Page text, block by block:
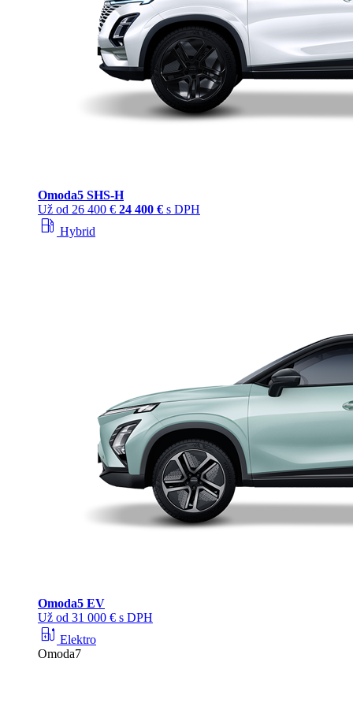
Omoda5 SHS‑H
Už od 26 400 € 24 400 € s DPH
local_gas_station Hybrid
Omoda5 EV
Už od 31 000 € s DPH
ev_station Elektro
Omoda7